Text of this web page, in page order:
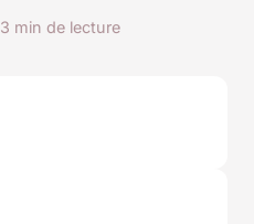
3 min de lecture